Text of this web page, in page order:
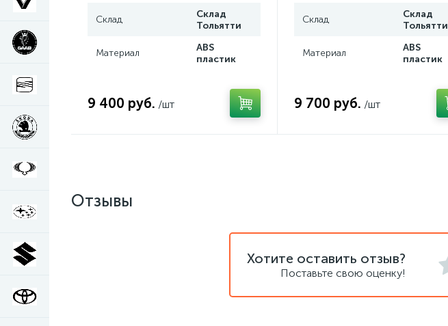
Склад
Склад
Тольятти
Материал
ABS
пластик
9 400 руб. /шт
Склад
Склад
Тольятти
Материал
ABS
пластик
9 700 руб. /шт
Отзывы
Хотите оставить отзыв?
Поставьте свою оценку!